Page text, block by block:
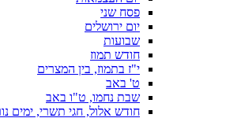
פסח שני
יום ירושלים
שבועות
חודש תמוז
י"ז בתמוז, בין המצרים
ט' באב
שבת נחמו, ט"ו באב
חודש אלול, חגי תשרי, ימים